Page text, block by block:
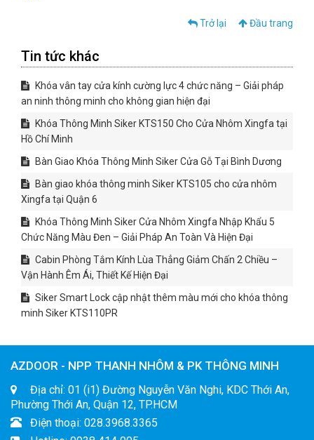
Trở lại Đầu trang
Tin tức khác
Khóa vân tay cửa kính cường lực 4 chức năng – Giải pháp
an ninh thông minh cho không gian hiện đại
Khóa Thông Minh Siker KTS150 Cho Cửa Nhôm Xingfa tại
Hồ Chí Minh
Bàn Giao Khóa Thông Minh Siker Cửa Gỗ Tại Bình Dương
Bàn giao khóa thông minh Siker KTS105 cho cửa nhôm
Xingfa tại Quận 6
Khóa Thông Minh Siker Cửa Nhôm Xingfa Nhập Khẩu 5
Chức Năng Màu Đen – Giải Pháp An Toàn Và Hiện Đại
Cabin Phòng Tắm Kính Lùa Thẳng Giảm Chấn 2 Chiều –
Vận Hành Êm Ái, Thiết Kế Hiện Đại
Siker Smart Lock cập nhật thêm màu mới cho khóa thông
minh Siker KTS110PR
AZDOOR - NPP THANH NHÔM & PK THÔNG MINH
Địa chỉ: 01 (i1) Đường Nguyễn Văn Nghi, KDC Thới An,
Phường Thới An, Quận 12, TP.HCM
Điện thoại: 028.3968.3365